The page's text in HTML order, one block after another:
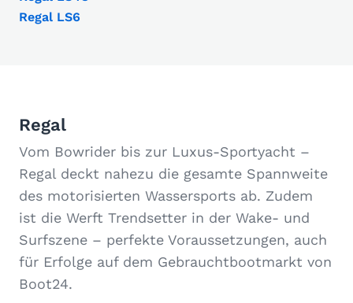
Regal LS6
Regal
Vom Bowrider bis zur Luxus-Sportyacht –
Regal deckt nahezu die gesamte Spannweite
des motorisierten Wassersports ab. Zudem
ist die Werft Trendsetter in der Wake- und
Surfszene – perfekte Voraussetzungen, auch
für Erfolge auf dem Gebrauchtbootmarkt von
Boot24.